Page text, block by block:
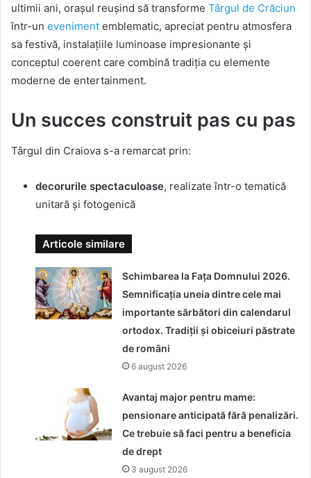
ultimii ani, orașul reușind să transforme Târgul de Crăciun
într-un eveniment emblematic, apreciat pentru atmosfera
sa festivă, instalațiile luminoase impresionante și
conceptul coerent care combină tradiția cu elemente
moderne de entertainment.
Un succes construit pas cu pas
Târgul din Craiova s-a remarcat prin:
decorurile spectaculoase, realizate într-o tematică
unitară și fotogenică
Articole similare
Schimbarea la Fața Domnului 2026.
Semnificația uneia dintre cele mai
importante sărbători din calendarul
ortodox. Tradiții și obiceiuri păstrate
de români
6 august 2026
Avantaj major pentru mame:
pensionare anticipată fără penalizări.
Ce trebuie să faci pentru a beneficia
de drept
3 august 2026